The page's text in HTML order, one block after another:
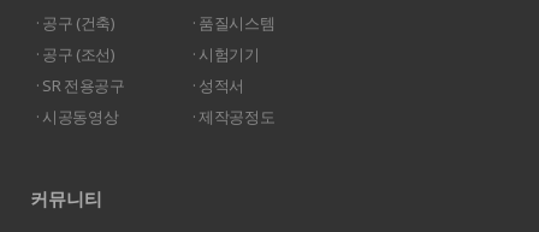
· 공구 (건축)
· 공구 (조선)
· SR 전용공구
· 시공동영상
· 품질시스템
· 시험기기
· 성적서
· 제작공정도
커뮤니티